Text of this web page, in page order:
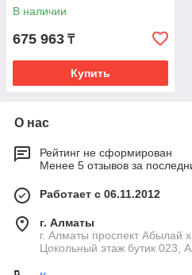
В наличии
675 963 ₸
Купить
О нас
Рейтинг не сформирован
Менее 5 отзывов за
Работает с 06.11.2012
г. Алматы
г. Алматы проспект Абылай
Цокольный этаж бутик 023,